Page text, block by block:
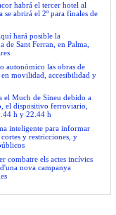
habrá el tercer hotel al
abrirá el 2º para finales de
hará posible la
Sant Ferran, en Palma,
autonómico las obras de
movilidad, accesibilidad y
el Much de Sineu debido a
el dispositivo ferroviario,
h y 22.44 h
inteligente para informar
y restricciones, y
combatre els actes incívics
nova campanya